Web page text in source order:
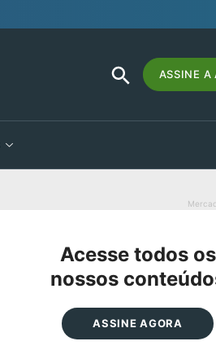
Search
for:
SEARCH
BUTTON
ASSINE A
Acesse todos os
nossos
ASSINE AGORA